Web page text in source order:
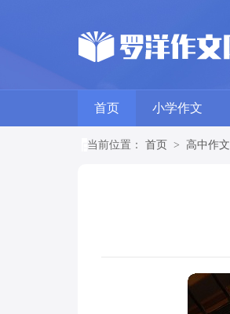
首页 小学作文
当前位置： 首页 > 高中作文